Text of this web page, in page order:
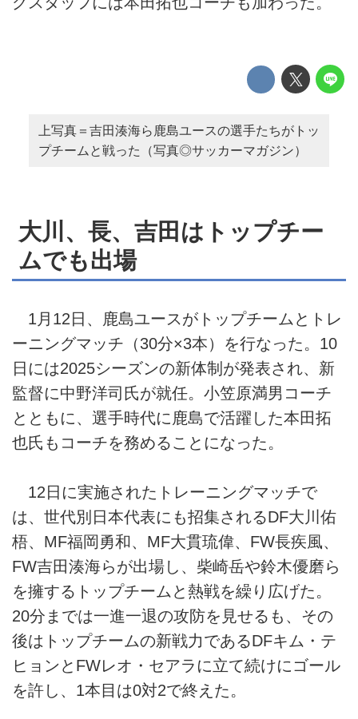
上写真＝吉田湊海ら鹿島ユースの選手たちがトッ
プチームと戦った（写真◎サッカーマガジン）
大川、長、吉田はトップチー
ムでも出場
1月12日、鹿島ユースがトップチームとトレ
ーニングマッチ（30分×3本）を行なった。10
日には2025シーズンの新体制が発表され、新
監督に中野洋司氏が就任。小笠原満男コーチ
とともに、選手時代に鹿島で活躍した本田拓
也氏もコーチを務めることになった。
12日に実施されたトレーニングマッチで
は、世代別日本代表にも招集されるDF大川佑
梧、MF福岡勇和、MF大貫琉偉、FW長疾風、
FW吉田湊海らが出場し、柴崎岳や鈴木優磨ら
を擁するトップチームと熱戦を繰り広げた。
20分までは一進一退の攻防を見せるも、その
後はトップチームの新戦力であるDFキム・テ
ヒョンとFWレオ・セアラに立て続けにゴール
を許し、1本目は0対2で終えた。